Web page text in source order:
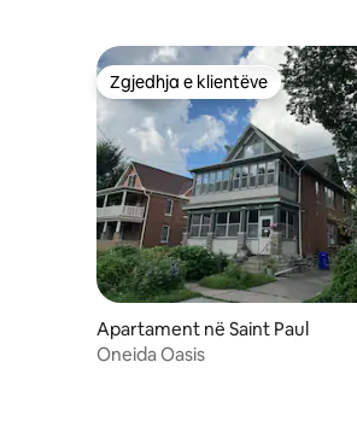
Zgjedhja e klientëve
Zgjedhja e klientëve
Apartament në Saint Paul
Oneida Oasis